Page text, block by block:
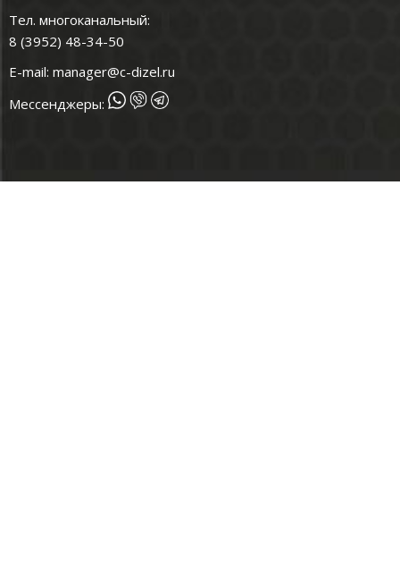
Тел. многоканальный:
8 (3952) 48-34-50
E-mail: manager@c-dizel.ru
Мессенджеры: